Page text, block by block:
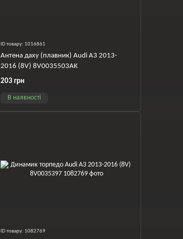
ID товару: 1016861
Антена даху (плавник) Audi A3 2013-
2016 (8V) 8V0035503AK
203 грн
В наявності
ID товару: 1082769